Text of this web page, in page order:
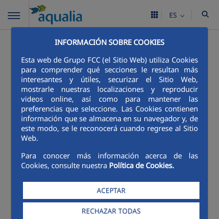
INFORMACIÓN SOBRE COOKIES
Esta web de Grupo FCC (el Sitio Web) utiliza Cookies
para comprender qué secciones le resultan más
interesantes y útiles, securizar el Sitio Web,
mostrarle nuestras localizaciones y reproducir
videos online, así como para mantener las
preferencias que seleccione. Las Cookies contienen
información que se almacena en su navegador y, de
este modo, se le reconocerá cuando regrese al Sitio
Web.
Para conocer más información acerca de las
Cookies, consulte nuestra Política de Cookies.
ACEPTAR
RECHAZAR TODAS
ES
Accesibilidad
FCC apuesta por la responsabilidad
social corporativa al estar convencida de
que su comportamiento ético y su
compromiso social y medioambiental,
además de responder a imperativos de equidad y
justicia, son también rentables al traducirse en una
mejora del clima laboral y generar vínculos de
reciprocidad y aceptación en el entorno.
Por estas razones en el sitio web se han adoptado
una serie de medidas con el objetivo de garantizar
la accesibilidad de los contenidos, con el fin de: